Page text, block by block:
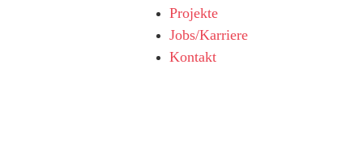
Projekte
Jobs/Karriere
Kontakt